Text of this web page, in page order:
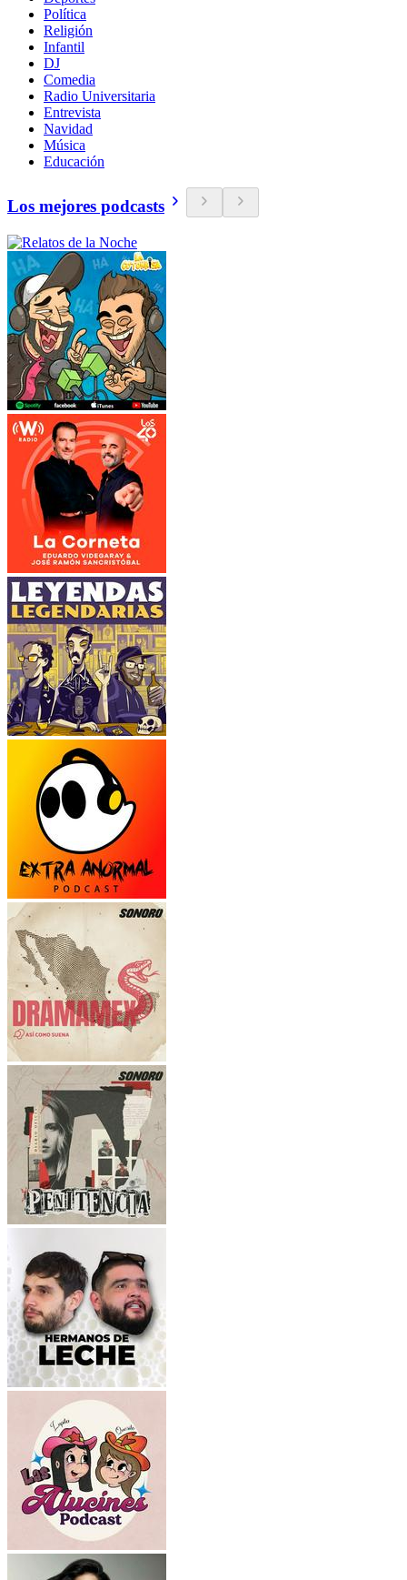
Política
Religión
Infantil
DJ
Comedia
Radio Universitaria
Entrevista
Navidad
Música
Educación
Los mejores podcasts